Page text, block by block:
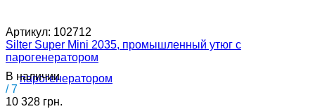
Артикул: 102712
Silter Super Mini 2035, промышленный утюг с
парогенератором
В наличии
/ 7
10 328 грн.